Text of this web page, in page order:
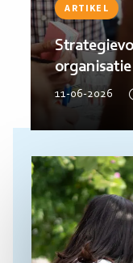
INTERVIEW
Waarom
buiten de
02-06-2026
Lees
meer